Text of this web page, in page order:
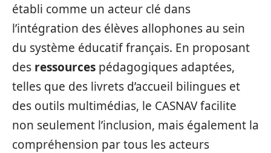
établi comme un acteur clé dans
l’intégration des élèves allophones au sein
du système éducatif français. En proposant
des ressources pédagogiques adaptées,
telles que des livrets d’accueil bilingues et
des outils multimédias, le CASNAV facilite
non seulement l’inclusion, mais également la
compréhension par tous les acteurs